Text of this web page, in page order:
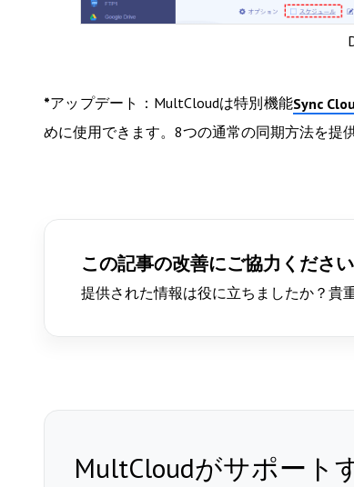
*アップデート：MultCloudは特別機能Sync
めに使用できます。8つの通常の同期方法を提
この記事の改善にご協力ください
提供された情報は役に立ちましたか？貴
MultCloudがサポート